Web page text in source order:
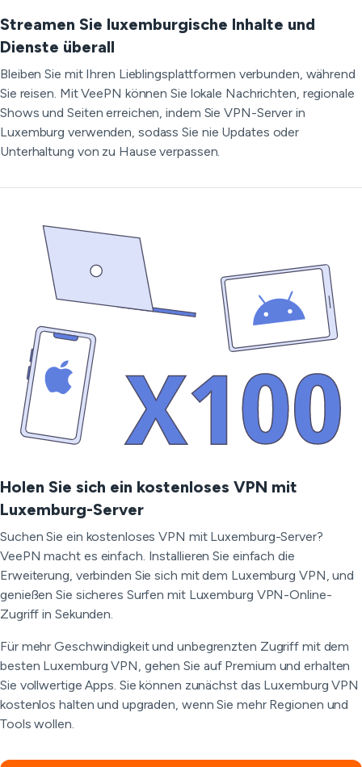
Streamen Sie luxemburgische Inhalte und
Dienste überall
Bleiben Sie mit Ihren Lieblingsplattformen verbunden, während
Sie reisen. Mit VeePN können Sie lokale Nachrichten, regionale
Shows und Seiten erreichen, indem Sie VPN-Server in
Luxemburg verwenden, sodass Sie nie Updates oder
Unterhaltung von zu Hause verpassen.
Holen Sie sich ein kostenloses VPN mit
Luxemburg-Server
Suchen Sie ein kostenloses VPN mit Luxemburg-Server?
VeePN macht es einfach. Installieren Sie einfach die
Erweiterung, verbinden Sie sich mit dem Luxemburg VPN, und
genießen Sie sicheres Surfen mit Luxemburg VPN-Online-
Zugriff in Sekunden.
Für mehr Geschwindigkeit und unbegrenzten Zugriff mit dem
besten Luxemburg VPN, gehen Sie auf Premium und erhalten
Sie vollwertige Apps. Sie können zunächst das Luxemburg VPN
kostenlos halten und upgraden, wenn Sie mehr Regionen und
Tools wollen.